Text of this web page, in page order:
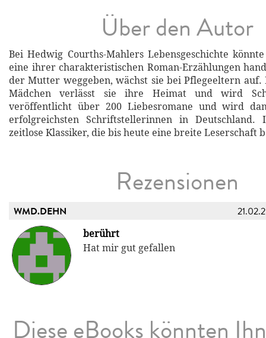
Über den Autor
Bei Hedwig Courths-Mahlers Lebensgeschichte
eine ihrer charakteristischen Roman-Erzählungen
der Mutter weggeben, wächst sie bei Pflegeeltern auf.
Mädchen verlässt sie ihre Heimat und wird
veröffentlicht über 200 Liebesromane und wird
erfolgreichsten Schriftstellerinnen in Deutschland.
zeitlose Klassiker, die bis heute eine breite Leserschaft
Rezensionen
WMD.DEHN
berührt
Hat mir gut gefallen
Diese eBooks könnten